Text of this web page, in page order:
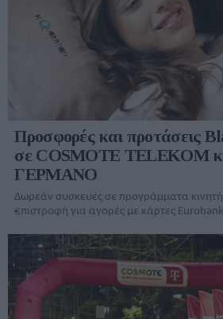
Προσφορές και προτάσεις
σε COSMOTE TELEKOM
ΓΕΡΜΑΝΟ
Δωρεάν συσκευές σε προγράμματα
€πιστροφή για αγορές με κάρτες Eurobank